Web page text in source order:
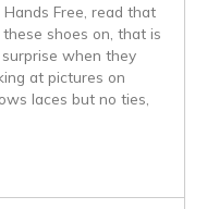
Free, read that
shoes on, that is
when they
at pictures on
laces but no ties,